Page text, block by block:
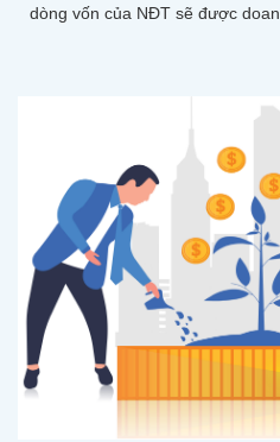
dòng vốn của NĐT sẽ được